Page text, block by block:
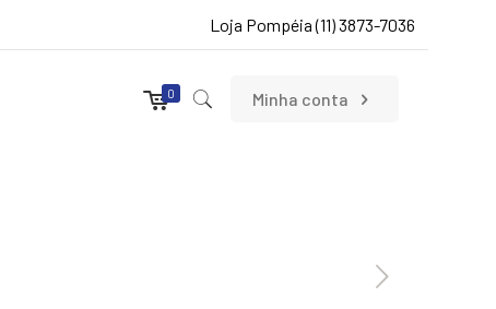
Loja Pompéia (11) 3873-7036
0 Minha conta